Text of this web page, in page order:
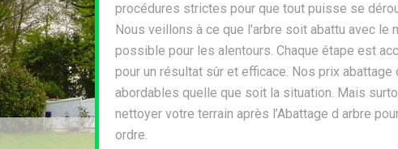
procédures strictes pour que tout puisse se
Nous veillons à ce que l'arbre soit abattu avec le
possible pour les alentours. Chaque étape est
pour un résultat sûr et efficace. Nos prix abattage
abordables quelle que soit la situation. Mais
nettoyer votre terrain après l’Abattage d arbre
ordre.